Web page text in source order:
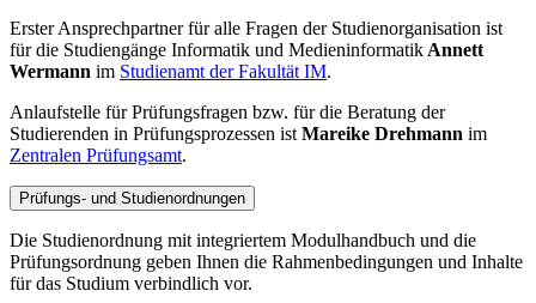
Erster Ansprechpartner für alle Fragen der Studienorganisation ist
für die Studiengänge Informatik und Medieninformatik Annett
Wermann im Studienamt der Fakultät IM.
Anlaufstelle für Prüfungsfragen bzw. für die Beratung der
Studierenden in Prüfungsprozessen ist Mareike Drehmann im
Zentralen Prüfungsamt.
Prüfungs- und Studienordnungen
Die Studienordnung mit integriertem Modulhandbuch und die
Prüfungsordnung geben Ihnen die Rahmenbedingungen und Inhalte
für das Studium verbindlich vor.